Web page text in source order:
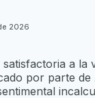
2026
a la
por parte de